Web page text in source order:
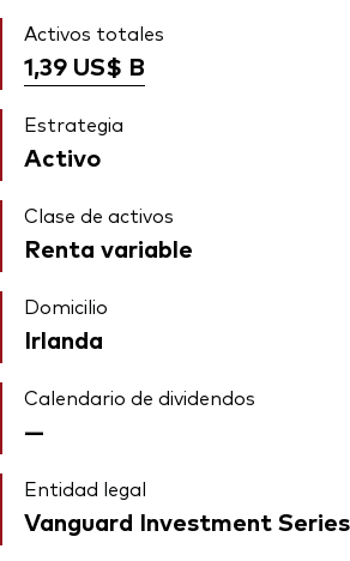
Activos totales
1,39 US$ B
Estrategia
Activo
Clase de activos
Renta variable
Domicilio
Irlanda
Calendario de dividendos
—
Entidad legal
Vanguard Investment